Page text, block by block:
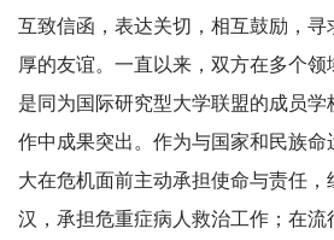
互致信函，表达关切，相互鼓励，寻
厚的友谊。一直以来，双方在多个领
是同为国际研究型大学联盟的成员
作中成果突出。作为与国家和民族
大在危机面前主动承担使命与责任
汉，承担危重症病人救治工作；在